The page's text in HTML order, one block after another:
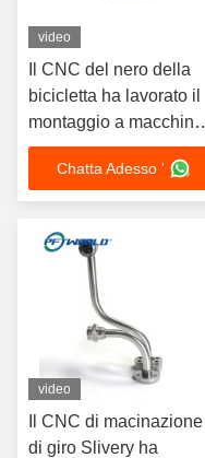
video
Il CNC del nero della
bicicletta ha lavorato il
montaggio a macchina
di alluminio di servizio
dell'OEM delle parti
Chatta Adesso '
video
Il CNC di macinazione
di giro Slivery ha